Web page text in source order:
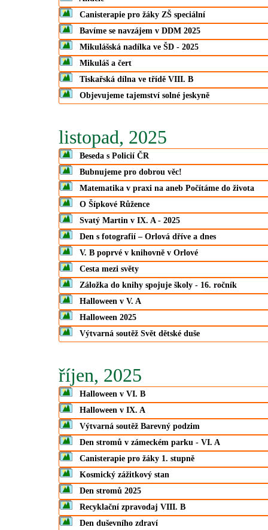
Canisterapie pro žáky ZŠ speciální
Bavíme se navzájem v DDM 2025
Mikulášská nadílka ve ŠD - 2025
Mikuláš a čert
Tiskařská dílna ve třídě VIII. B
Objevujeme tajemství solné jeskyně
listopad, 2025
Beseda s Policií ČR
Bubnujeme pro dobrou věc!
Matematika v praxi na aneb Počítáme do života
O Šípkové Růžence
Svatý Martin v IX. A - 2025
Den s fotografií – Orlová dříve a dnes
V. B poprvé v knihovně v Orlové
Cesta mezi světy
Záložka do knihy spojuje školy - 16. ročník
Halloween v V. A
Halloween 2025
Výtvarná soutěž Svět dětské duše
říjen, 2025
Halloween v VI. B
Halloween v IX. A
Výtvarná soutěž Barevný podzim
Den stromů v zámeckém parku - VI. A
Canisterapie pro žáky 1. stupně
Kosmický zážitkový stan
Den stromů 2025
Recyklační zpravodaj VIII. B
Den duševního zdraví